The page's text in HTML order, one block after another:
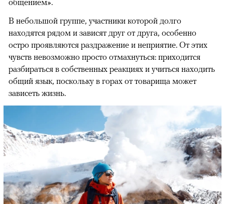
общением».
В небольшой группе, участники которой долго
находятся рядом и зависят друг от друга, особенно
остро проявляются раздражение и неприятие. От этих
чувств невозможно просто отмахнуться: приходится
разбираться в собственных реакциях и учиться находить
общий язык, поскольку в горах от товарища может
зависеть жизнь.